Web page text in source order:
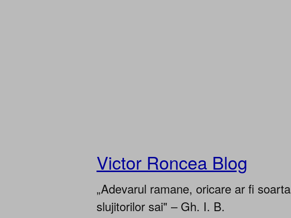
Victor Roncea Blog
„Adevarul ramane, oricare ar fi soarta
slujitorilor sai" – Gh. I. B.